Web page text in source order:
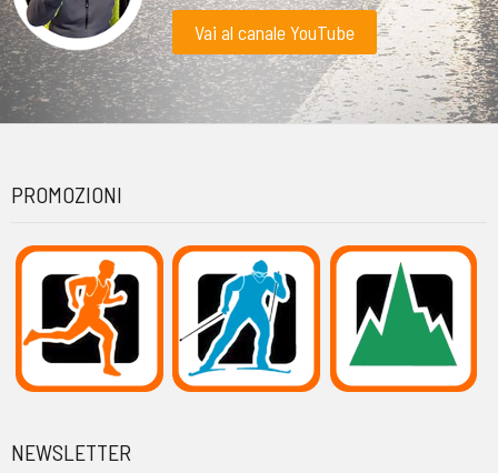
Vai al canale YouTube
PROMOZIONI
NEWSLETTER